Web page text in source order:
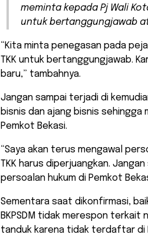
meminta kepada Pj Wali
untuk bertanggungjawab
“Kita minta penegasan pada
TKK untuk bertanggungjawab.
baru,” tambahnya.
Jangan sampai terjadi di
bisnis dan ajang bisnis
Pemkot Bekasi.
“Saya akan terus mengawal
TKK harus diperjuangkan.
persoalan hukum di Pemkot
Sementara saat dikonfirmasi,
BKPSDM tidak merespon terkait
tanduk karena tidak terdaftar di